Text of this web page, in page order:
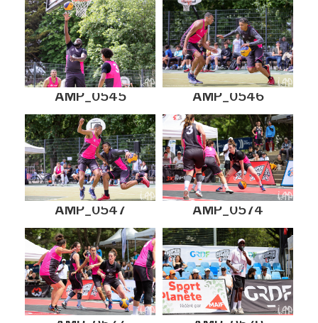
AMP_0545 AMP_0546
AMP_0547 AMP_0574